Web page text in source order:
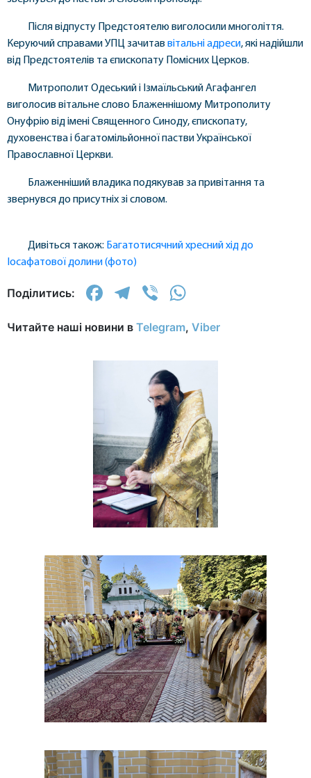
Після відпусту Предстоятелю виголосили многоліття.
Керуючий справами УПЦ зачитав вітальні адреси, які надійшли
від Предстоятелів та єпископату Помісних Церков.
Митрополит Одеський і Ізмаїльський Агафангел
виголосив вітальне слово Блаженнішому Митрополиту
Онуфрію від імені Священного Синоду, єпископату,
духовенства і багатомільйонної пастви Української
Православної Церкви.
Блаженніший владика подякував за привітання та
звернувся до присутніх зі словом.
Дивіться також: Багатотисячний хресний хід до
Іосафатової долини (фото)
Поділитись: Facebook
Telegram
Viber
Читайте наші новини в Telegram, Viber